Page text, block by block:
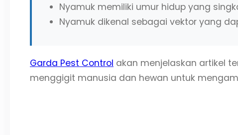
Nyamuk memiliki umur hidup yang
Nyamuk dikenal sebagai vektor yang
Garda Pest Control akan menjelaskan artikel
menggigit manusia dan hewan untuk